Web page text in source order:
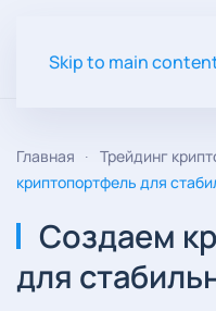
Skip to main
Главная Трейдинг
криптопортфель для
Создаем
для